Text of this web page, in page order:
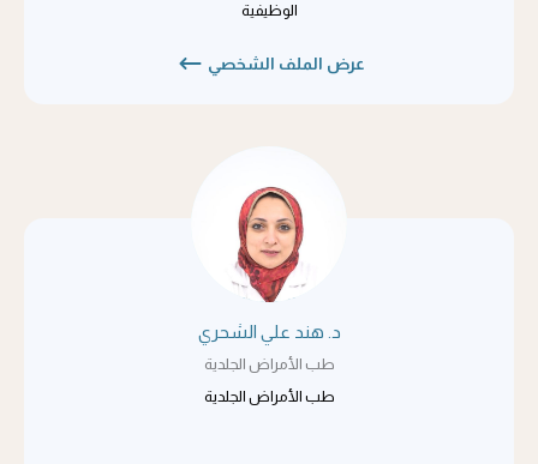
الوظيفية
عرض الملف الشخصي
د. هند علي الشحري
طب الأمراض الجلدية
طب الأمراض الجلدية